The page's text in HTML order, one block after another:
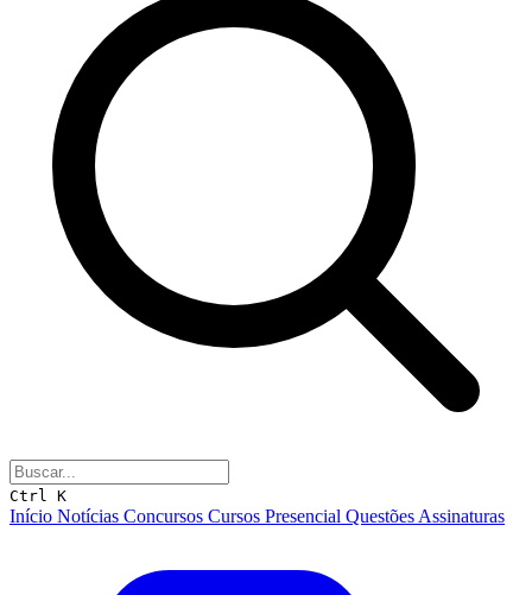
Ctrl K
Início Notícias Concursos Cursos Presencial Questões Assinaturas